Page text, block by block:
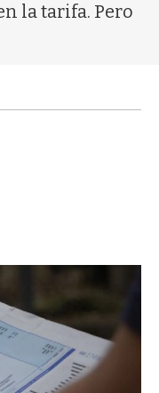
la tarifa. Pero